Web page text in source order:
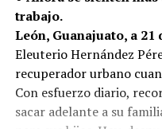
trabajo.
León, Guanajuato, a 21
Eleuterio Hernández
recuperador urbano
Con esfuerzo diario,
sacar adelante a su